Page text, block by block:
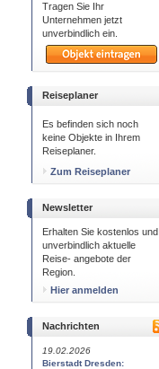
Tragen Sie Ihr
Unternehmen jetzt
unverbindlich ein.
Reiseplaner
Es befinden sich noch
keine Objekte in Ihrem
Reiseplaner.
Zum Reiseplaner
Newsletter
Erhalten Sie kostenlos und
unverbindlich aktuelle
Reise- angebote der
Region.
Hier anmelden
Nachrichten
19.02.2026
Bierstadt Dresden: